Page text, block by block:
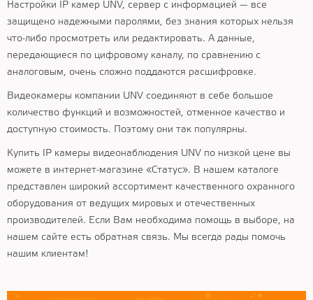
Настройки IP камер UNV, сервер с информацией — все
защищено надежными паролями, без знания которых нельзя
что-либо просмотреть или редактировать. А данные,
передающиеся по цифровому каналу, по сравнению с
аналоговым, очень сложно поддаются расшифровке.
Видеокамеры компании UNV соединяют в себе большое
количество функций и возможностей, отменное качество и
доступную стоимость. Поэтому они так популярны.
Купить IP камеры видеонаблюдения UNV по низкой цене вы
можете в интернет-магазине «Статус». В нашем каталоге
представлен широкий ассортимент качественного охранного
оборудования от ведущих мировых и отечественных
производителей. Если Вам необходима помощь в выборе, на
нашем сайте есть обратная связь. Мы всегда рады помочь
нашим клиентам!